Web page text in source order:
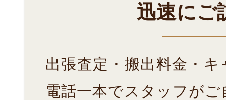
迅速にご
出張査定・搬出料金・
電話一本でスタッフが